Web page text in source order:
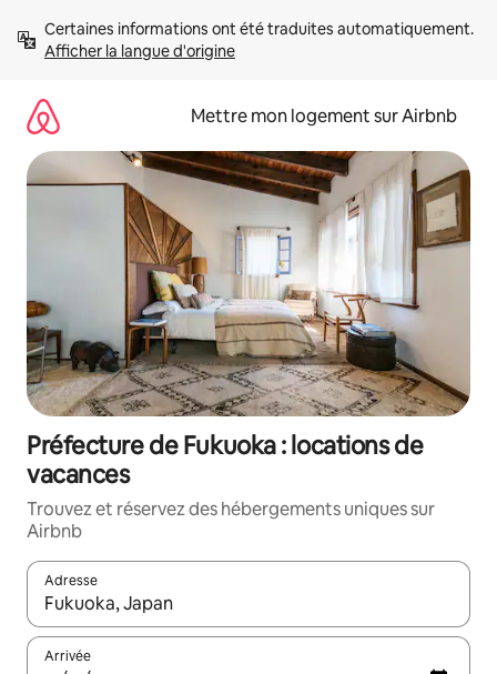
directement
Afficher la langue d'origine
Mettre mon logement sur Airbnb
Préfecture de Fukuoka : locations de
vacances
Trouvez et réservez des hébergements uniques sur
Airbnb
Adresse
Lorsque les résultats s'affichent, utilisez les flèches vers le
Arrivée